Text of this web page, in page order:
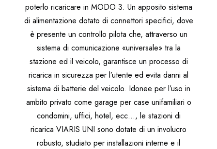
poterlo ricaricare in MODO 3. Un apposito sistema
di alimentazione dotato di connettori specifici, dove
è presente un controllo pilota che, attraverso un
sistema di comunicazione «universale» tra la
stazione ed il veicolo, garantisce un processo di
ricarica in sicurezza per l’utente ed evita danni al
sistema di batterie del veicolo. Idonee per l’uso in
ambito privato come garage per case unifamiliari o
condomini, uffici, hotel, ecc…, le stazioni di
ricarica VIARIS UNI sono dotate di un involucro
robusto, studiato per installazioni interne e il